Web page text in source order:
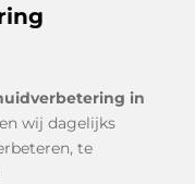
in
wij dagelijks
te